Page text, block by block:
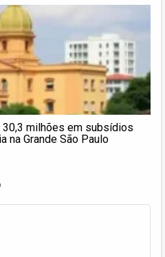
milhões em subsídios
na Grande São Paulo